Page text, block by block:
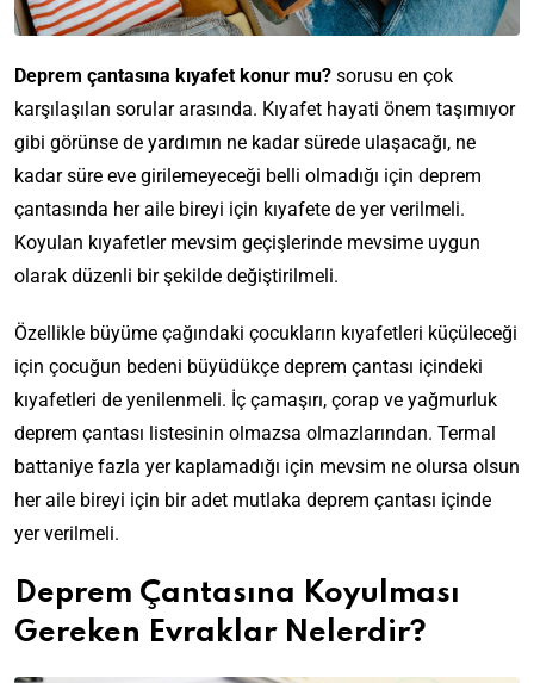
Deprem çantasına kıyafet konur mu? sorusu en çok
karşılaşılan sorular arasında. Kıyafet hayati önem taşımıyor
gibi görünse de yardımın ne kadar sürede ulaşacağı, ne
kadar süre eve girilemeyeceği belli olmadığı için deprem
çantasında her aile bireyi için kıyafete de yer verilmeli.
Koyulan kıyafetler mevsim geçişlerinde mevsime uygun
olarak düzenli bir şekilde değiştirilmeli.
Özellikle büyüme çağındaki çocukların kıyafetleri küçüleceği
için çocuğun bedeni büyüdükçe deprem çantası içindeki
kıyafetleri de yenilenmeli. İç çamaşırı, çorap ve yağmurluk
deprem çantası listesinin olmazsa olmazlarından. Termal
battaniye fazla yer kaplamadığı için mevsim ne olursa olsun
her aile bireyi için bir adet mutlaka deprem çantası içinde
yer verilmeli.
Deprem Çantasına Koyulması
Gereken Evraklar Nelerdir?